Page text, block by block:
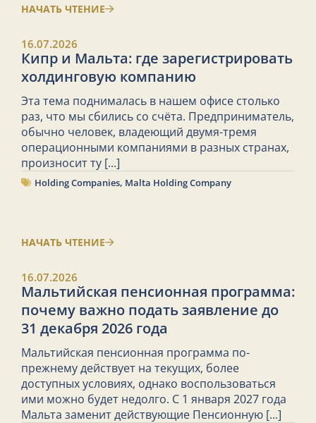
НАЧАТЬ ЧТЕНИЕ
16.07.2026
Кипр и Мальта: где зарегистрировать
холдинговую компанию
Эта тема поднималась в нашем офисе столько
раз, что мы сбились со счёта. Предприниматель,
обычно человек, владеющий двумя-тремя
операционными компаниями в разных странах,
произносит ту [...]
Holding Companies, Malta Holding Company
НАЧАТЬ ЧТЕНИЕ
16.07.2026
Мальтийская пенсионная программа:
почему важно подать заявление до
31 декабря 2026 года
Мальтийская пенсионная программа по-
прежнему действует на текущих, более
доступных условиях, однако воспользоваться
ими можно будет недолго. С 1 января 2027 года
Мальта заменит действующие Пенсионную [...]